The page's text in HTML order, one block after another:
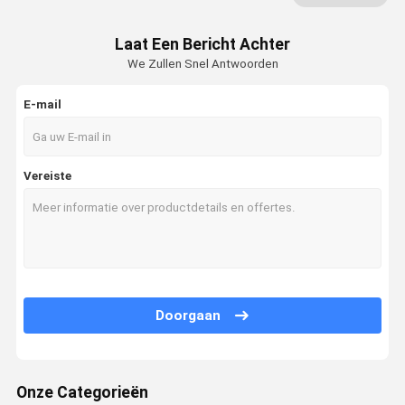
De Bol van de luchtkogelvis
De Ventilator van de bollucht
Yoni Steam Seat
Laat Een Bericht Achter
We Zullen Snel Antwoorden
E-mail
Vereiste
Doorgaan
Onze Categorieën